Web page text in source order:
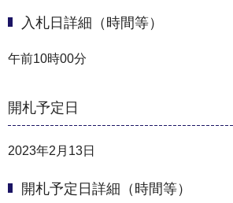
入札日詳細（時間等）
午前10時00分
開札予定日
2023年2月13日
開札予定日詳細（時間等）